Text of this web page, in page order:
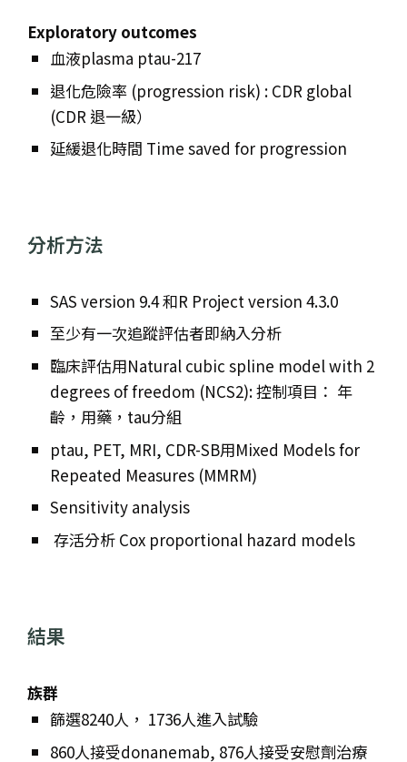
Exploratory outcomes
血液plasma ptau-217
退化危險率 (progression risk) : CDR global
(CDR 退一級）
延緩退化時間 Time saved for progression
分析方法
SAS version 9.4 和R Project version 4.3.0
至少有一次追蹤評估者即納入分析
臨床評估用Natural cubic spline model with 2
degrees of freedom (NCS2): 控制項目： 年
齡，用藥，tau分組
ptau, PET, MRI, CDR-SB用Mixed Models for
Repeated Measures (MMRM)
Sensitivity analysis
存活分析 Cox proportional hazard models
結果
族群
篩選8240人， 1736人進入試驗
860人接受donanemab, 876人接受安慰劑治療